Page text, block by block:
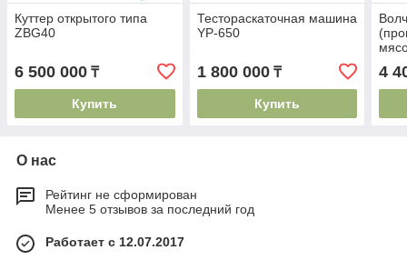
Куттер открытого типа
ZBG40
6 500 000 ₸
Купить
Тестораскаточная машина
YP-650
1 800 000₸
Купить
4
О нас
Рейтинг не сформирован
Менее 5 отзывов за последний год
Работает с 12.07.2017